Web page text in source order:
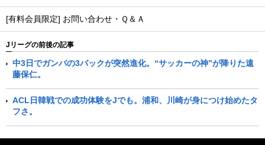
[有料会員限定] お問い合わせ・Ｑ＆Ａ
Jリーグの前後の記事
中3日でガンバの3バックが突然進化。“サッカーの神”が降りた遠
藤保仁。
ACL日韓戦での成功体験をJでも。浦和、川崎が身につけ始めたタ
フさ。